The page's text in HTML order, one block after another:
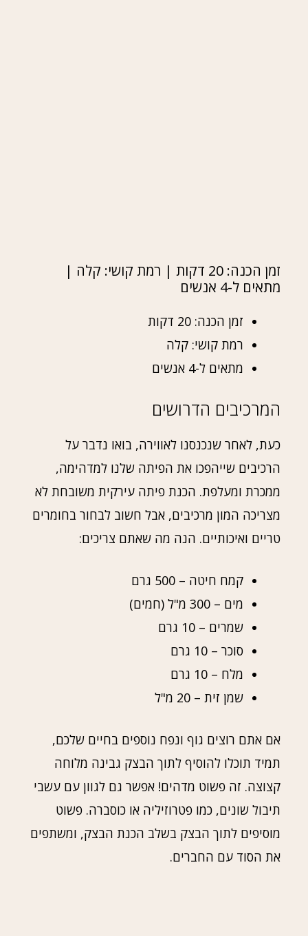
זמן הכנה: 20 דקות | רמת קושי: קלה |
מתאים ל-4 אנשים
זמן הכנה: 20 דקות
רמת קושי: קלה
מתאים ל-4 אנשים
המרכיבים הדרושים
כעת, לאחר שנכנסנו לאווירה, בואו נדבר על
הרכיבים שייהפכו את הפיתה שלנו למדהימה,
ממכרת ומעלפת. הכנת פיתה עירקית משובחת לא
מצריכה המון מרכיבים, אבל חשוב לבחור בחומרים
טריים ואיכותיים. הנה מה שאתם צריכים:
קמח חיטה – 500 גרם
מים – 300 מ"ל (חמים)
שמרים – 10 גרם
סוכר – 10 גרם
מלח – 10 גרם
שמן זית – 20 מ"ל
אם אתם רוצים גוף ונפח נוספים בחיים שלכם,
תמיד תוכלו להוסיף לתוך הבצק גבינה מלוחה
קצוצה. זה פשוט מדהים! אפשר גם לגוון עם עשבי
תיבול שונים, כמו פטרוזיליה או כוסברה. פשוט
מוסיפים לתוך הבצק בשלב הכנת הבצק, ומשתפים
את הסוד עם החברים.